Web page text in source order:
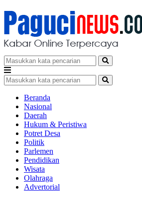
Beranda
Nasional
Daerah
Hukum & Peristiwa
Potret Desa
Politik
Parlemen
Pendidikan
Wisata
Olahraga
Advertorial